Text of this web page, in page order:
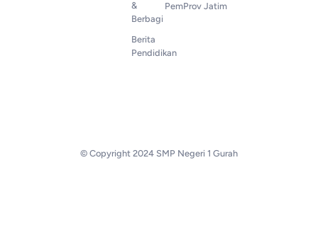
&
Berbagi
Berita
Pendidikan
PemProv Jatim
© Copyright 2024 SMP Negeri 1 Gurah